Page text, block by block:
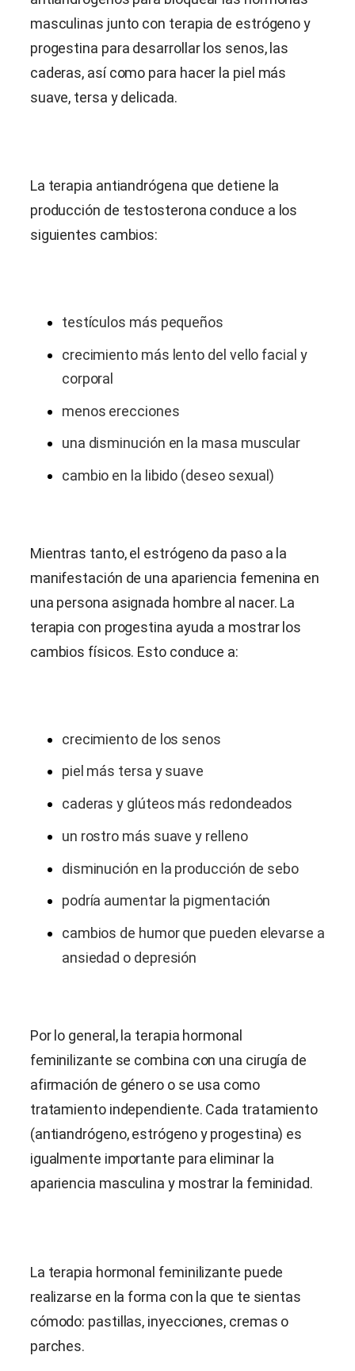
masculinas junto con terapia de estrógeno y
progestina para desarrollar los senos, las
caderas, así como para hacer la piel más
suave, tersa y delicada.
La terapia antiandrógena que detiene la
producción de testosterona conduce a los
siguientes cambios:
testículos más pequeños
crecimiento más lento del vello facial y
corporal
menos erecciones
una disminución en la masa muscular
cambio en la libido (deseo sexual)
Mientras tanto, el estrógeno da paso a la
manifestación de una apariencia femenina en
una persona asignada hombre al nacer. La
terapia con progestina ayuda a mostrar los
cambios físicos. Esto conduce a:
crecimiento de los senos
piel más tersa y suave
caderas y glúteos más redondeados
un rostro más suave y relleno
disminución en la producción de sebo
podría aumentar la pigmentación
cambios de humor que pueden elevarse a
ansiedad o depresión
Por lo general, la terapia hormonal
feminilizante se combina con una cirugía de
afirmación de género o se usa como
tratamiento independiente. Cada tratamiento
(antiandrógeno, estrógeno y progestina) es
igualmente importante para eliminar la
apariencia masculina y mostrar la feminidad.
La terapia hormonal feminilizante puede
realizarse en la forma con la que te sientas
cómodo: pastillas, inyecciones, cremas o
parches.